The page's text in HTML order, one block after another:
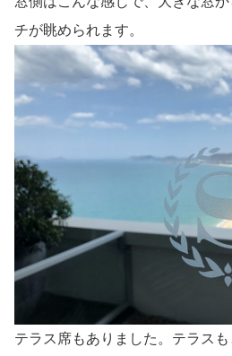
チが眺められます。
テラス席もありました。テラス